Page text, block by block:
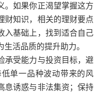
。如果你正渴望掌握这方
财知识，相关的理财要点
入基础上，找到适合自己
活品质的提升助力。
承受能力与投资目标，避
单一品种波动带来的风
息诱惑与非法集资；保持